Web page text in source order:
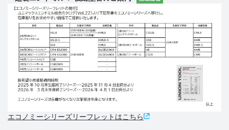
カタログ一覧
エコノミーシリーズリーフレットはこちら